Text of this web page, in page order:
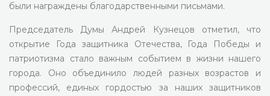
были награждены благодарственными письмами.
Председатель Думы Андрей Кузнецов отметил, что
открытие Года защитника Отечества, Года Победы и
патриотизма стало важным событием в жизни нашего
города. Оно объединило людей разных возрастов и
профессий, единых гордостью за наших защитников